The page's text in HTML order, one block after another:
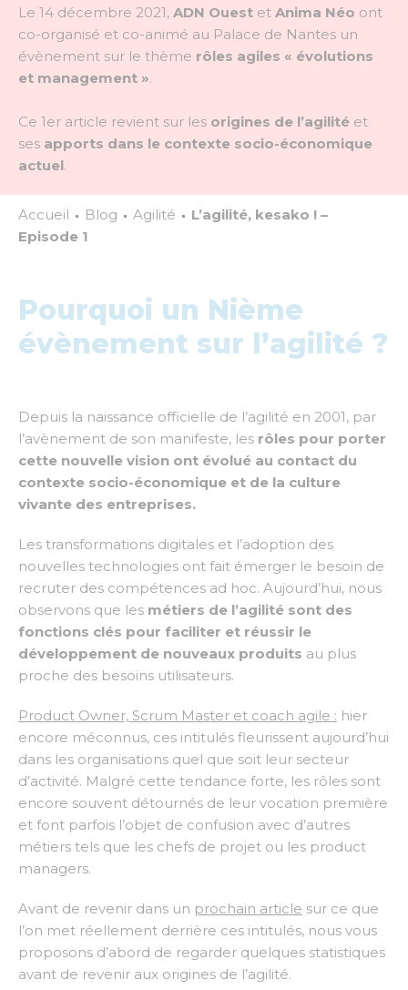
Le 14 décembre 2021, ADN Ouest et Anima Néo ont
co-organisé et co-animé au Palace de Nantes un
évènement sur le thème rôles agiles « évolutions
et management ».
Ce 1er article revient sur les origines de l’agilité et
ses apports dans le contexte socio-économique
actuel.
Accueil Blog Agilité
L’agilité, kesako ! –
Episode 1
Pourquoi un Nième
évènement sur l’agilité ?
Depuis la naissance officielle de l’agilité en 2001, par
l’avènement de son manifeste, les rôles pour porter
cette nouvelle vision ont évolué au contact du
contexte socio-économique et de la culture
vivante des entreprises.
Les transformations digitales et l’adoption des
nouvelles technologies ont fait émerger le besoin de
recruter des compétences ad hoc. Aujourd’hui, nous
observons que les métiers de l’agilité sont des
fonctions clés pour faciliter et réussir le
développement de nouveaux produits au plus
proche des besoins utilisateurs.
Product Owner, Scrum Master et coach agile : hier
encore méconnus, ces intitulés fleurissent aujourd’hui
dans les organisations quel que soit leur secteur
d’activité. Malgré cette tendance forte, les rôles sont
encore souvent détournés de leur vocation première
et font parfois l’objet de confusion avec d’autres
métiers tels que les chefs de projet ou les product
managers.
Avant de revenir dans un prochain article sur ce que
l’on met réellement derrière ces intitulés, nous vous
proposons d’abord de regarder quelques statistiques
avant de revenir aux origines de l’agilité.